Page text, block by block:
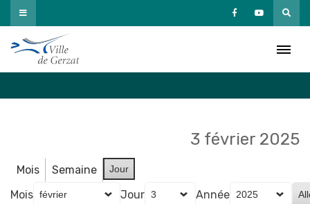
Passer
au
contenu
3 février 2025
Mois Semaine Jour
Mois Jour
Année